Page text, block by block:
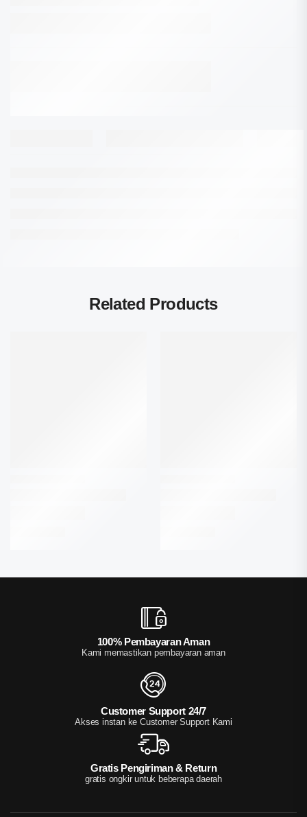
Related Products
100% Pembayaran Aman
Kami memastikan pembayaran aman
Customer Support 24/7
Akses instan ke Customer Support Kami
Gratis Pengiriman & Return
gratis ongkir untuk beberapa daerah